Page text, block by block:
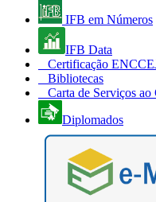
IFB em Números
IFB Data
Certificação
Bibliotecas
Carta de Serviços ao
Diplomados